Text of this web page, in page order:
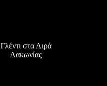
Γλέντι στα Λιρά
Λακωνίας